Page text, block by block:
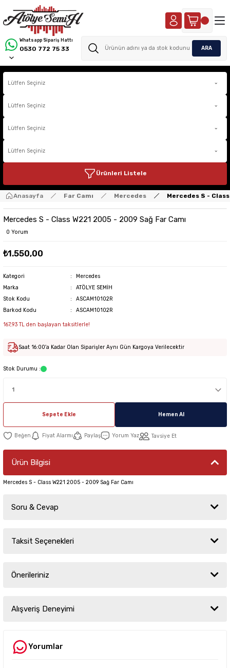
Whatsapp Sipariş Hattı
0530 772 75 33 ARA
Ürünleri Listele
Anasayfa Far Camı Mercedes Mercedes S -
Mercedes S - Class W221 2005 - 2009 Sağ Far Camı
0 Yorum
₺1.550,00
Kategori
Mercedes
Marka
ATÖLYE SEMİH
Stok Kodu
ASCAM10102R
Barkod Kodu
ASCAM10102R
167,93 TL den başlayan taksitlerle!
Saat 16:00'a Kadar Olan Siparişler Aynı Gün Kargoya Verilecektir
Stok Durumu :
Sepete Ekle Hemen Al
Fiyat Alarmı Paylaş Yorum Yaz Tavsiye Et
Ürün Bilgisi
Mercedes S - Class W221 2005 - 2009 Sağ Far Camı
Soru & Cevap
Ürün hakkında henüz soru sorulmamış.
Taksit Seçenekleri
Önerileriniz
yetersiz gördüğünüz noktaları öneri formunu kullanarak tarafımıza
iletebilirsiniz.
Ürün resmi kalitesiz, bozuk veya görüntülenemiyor.
Alışveriş Deneyimi
Yorumlar